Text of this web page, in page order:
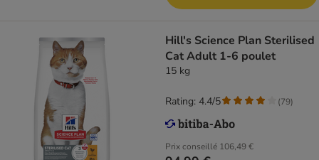
Hill's Science Plan Sterilised
Cat Adult 1-6 poulet
15 kg
Prix conseillé 106,49 €
Rating: 4.4/5 (79)